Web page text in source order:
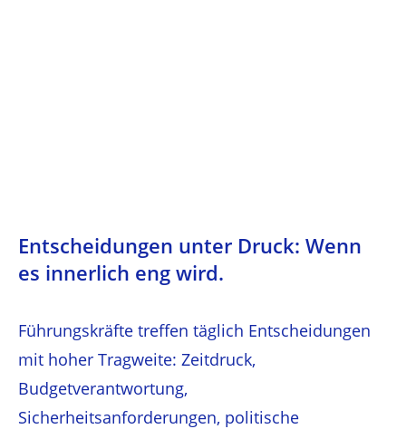
Entscheidungen unter Druck: Wenn
es innerlich eng wird.
Führungskräfte treffen täglich Entscheidungen
mit hoher Tragweite: Zeitdruck,
Budgetverantwortung,
Sicherheitsanforderungen, politische